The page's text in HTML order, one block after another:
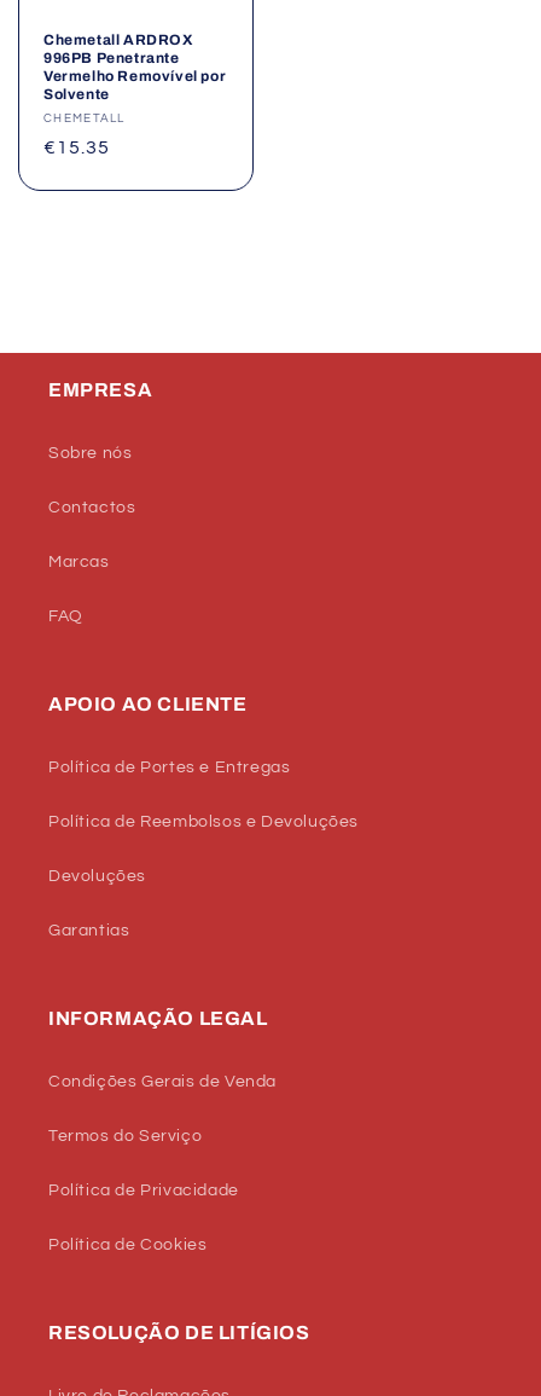
Chemetall ARDROX
996PB Penetrante
Vermelho Removível por
Solvente
Fornecedor:
CHEMETALL
Preço
€15.35
EMPRESA
Sobre nós
Contactos
Marcas
FAQ
APOIO AO CLIENTE
Política de Portes e Entregas
Política de Reembolsos e Devoluções
Devoluções
Garantias
INFORMAÇÃO LEGAL
Condições Gerais de Venda
Termos do Serviço
Política de Privacidade
Política de Cookies
RESOLUÇÃO DE LITÍGIOS